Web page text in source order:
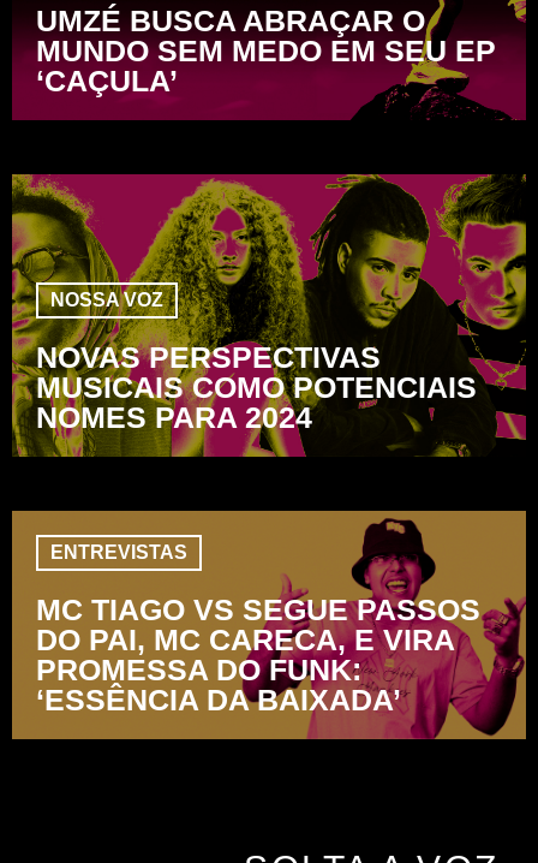
UMZÉ BUSCA ABRAÇAR O
MUNDO SEM MEDO EM SEU EP
‘CAÇULA’
NOSSA VOZ
NOVAS PERSPECTIVAS
MUSICAIS COMO POTENCIAIS
NOMES PARA 2024
ENTREVISTAS
MC TIAGO VS SEGUE PASSOS
DO PAI, MC CARECA, E VIRA
PROMESSA DO FUNK:
‘ESSÊNCIA DA BAIXADA’